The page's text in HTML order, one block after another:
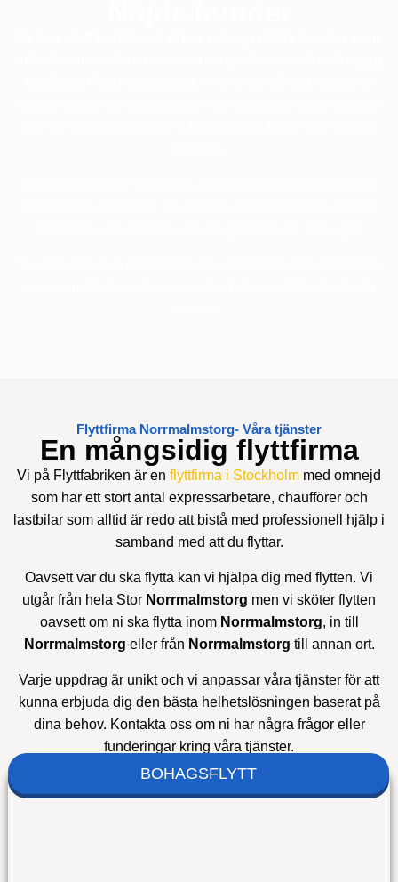
Flyttfirma Norrmalmstorg- Våra tjänster
En mångsidig flyttfirma
Vi på Flyttfabriken är en flyttfirma i Stockholm med omnejd
som har ett stort antal expressarbetare, chaufförer och
lastbilar som alltid är redo att bistå med professionell hjälp i
samband med att du flyttar.
Oavsett var du ska flytta kan vi hjälpa dig med flytten. Vi
utgår från hela Stor Norrmalmstorg men vi sköter flytten
oavsett om ni ska flytta inom Norrmalmstorg, in till
Norrmalmstorg eller från Norrmalmstorg till annan ort.
Varje uppdrag är unikt och vi anpassar våra tjänster för att
kunna erbjuda dig den bästa helhetslösningen baserat på
dina behov. Kontakta oss om ni har några frågor eller
funderingar kring våra tjänster.
BOHAGSFLYTT